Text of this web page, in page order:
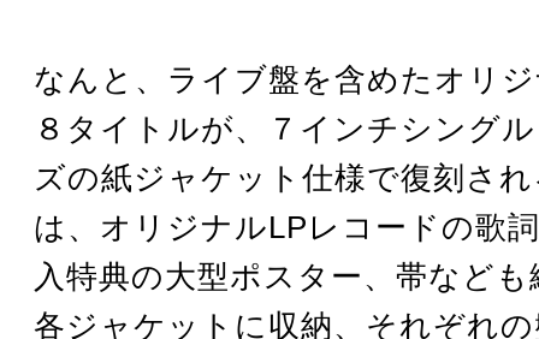
なんと、ライブ盤を含めたオリ
８タイトルが、７インチシング
ズの紙ジャケット仕様で復刻さ
は、オリジナルLPレコードの歌
入特典の大型ポスター、帯など
各ジャケットに収納、それぞれ